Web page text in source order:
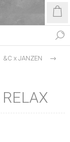
&C x JANZEN